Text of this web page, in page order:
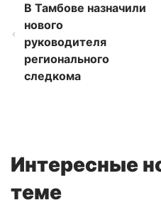
В Тамбове назначили
нового
руководителя
регионального
следкома
Интересные
теме